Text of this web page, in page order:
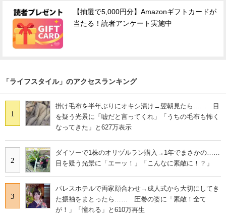
【抽選で5,000円分】Amazonギフトカードが
当たる！読者アンケート実施中
「ライフスタイル」のアクセスランキング
1
掛け毛布を半年ぶりにオキシ漬け→翌朝見たら…… 目
を疑う光景に「嘘だと言ってくれ」「うちの毛布も怖く
なってきた」と627万表示
2
ダイソーで1株のオリヅルラン購入→1年でまさかの……
目を疑う光景に「エーッ！」「こんなに素敵に！？」
3
パレスホテルで両家顔合わせ→成人式から大切にしてき
た振袖をまとったら…… 圧巻の姿に「素敵！全て
が！」「憧れる」と610万再生